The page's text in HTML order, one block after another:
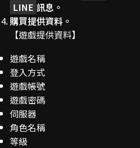
LINE 訊息。
購買提供資料。
【遊戲提供資料】
遊戲名稱
登入方式
遊戲帳號
遊戲密碼
伺服器
角色名稱
等級